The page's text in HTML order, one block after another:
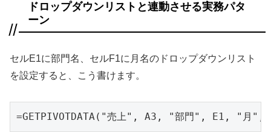
ドロップダウンリストと連動させる実務パタ
ーン
セルE1に部門名、セルF1に月名のドロップダウンリスト
を設定すると、こう書けます。
=GETPIVOTDATA("売上", A3, "部門", E1, "月",